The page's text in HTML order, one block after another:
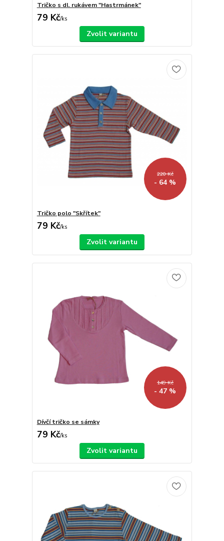
Tričko s dl. rukávem "Hastrmánek"
79 Kč/ks
Zvolit variantu
220 Kč
- 64 %
Tričko polo "Skřítek"
79 Kč/ks
Zvolit variantu
149 Kč
- 47 %
Dívčí tričko se sámky
79 Kč/ks
Zvolit variantu